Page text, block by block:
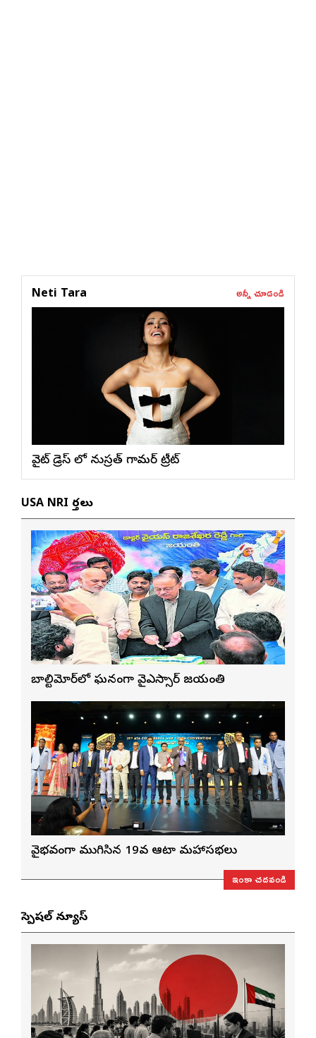
Neti Tara అన్నీ చూడండి
వైట్ డ్రెస్ లో నుస్ర‌త్ గ్లామ‌ర్ ట్రీట్
USA NRI వార్తలు
బాల్టిమోర్‌లో ఘనంగా వైఎస్సార్‌ జయంతి
వైభవంగా ముగిసిన 19వ ఆటా మహాసభలు
ఇంకా చదవండి
స్పెషల్ న్యూస్